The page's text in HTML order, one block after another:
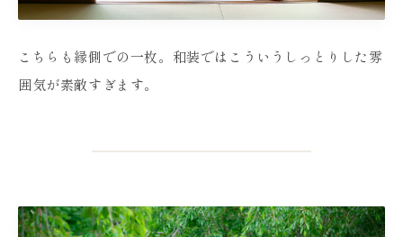
こちらも縁側での一枚。和装ではこういうしっとりした雰
囲気が素敵すぎます。